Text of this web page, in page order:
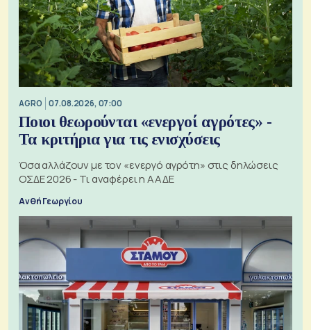
AGRO 07.08.2026, 07:00
Ποιοι θεωρούνται «ενεργοί αγρότες» -
Τα κριτήρια για τις ενισχύσεις
Όσα αλλάζουν με τον «ενεργό αγρότη» στις δηλώσεις
ΟΣΔΕ 2026 - Τι αναφέρει η ΑΑΔΕ
Ανθή Γεωργίου